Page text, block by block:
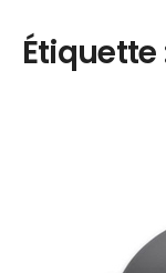
Étiquette